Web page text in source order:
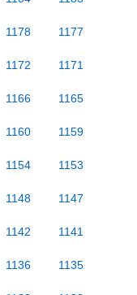
1178 1177
1172 1171
1166 1165
1160 1159
1154 1153
1148 1147
1142 1141
1136 1135